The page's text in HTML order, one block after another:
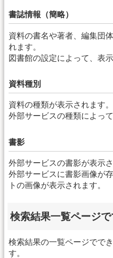
書誌情報（簡略）
資料の書名や著者、編集団
れます。
図書館の設定によって、表
資料種別
資料の種類が表示されます。
外部サービスの種類によっ
書影
外部サービスの書影が表示さ
外部サービスに書影画像が
トの画像が表示されます。
検索結果一覧ページで
検索結果の一覧ページでで
す。